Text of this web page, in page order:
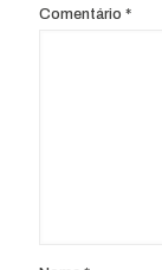
Comentário *